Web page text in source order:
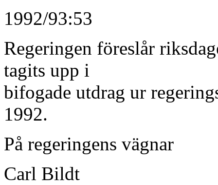
1992/93:53
Regeringen föreslår
tagits upp i
bifogade utdrag ur
1992.
På regeringens vägnar
Carl Bildt